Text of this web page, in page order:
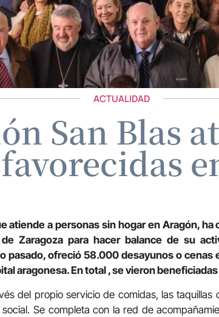
ACTUALIDAD
San Blas
atiende a personas sin hogar en Aragón,
Zaragoza para hacer balance de su
pasado, ofreció 58.000 desayunos o cenas
aragonesa. En total , se vieron
del propio servicio de comidas, las
Se completa con la red de